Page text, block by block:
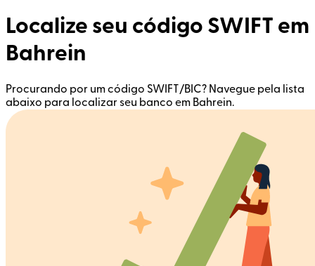
Localize seu código SWIFT em
Bahrein
Procurando por um código SWIFT/BIC? Navegue pela lista
abaixo para localizar seu banco em Bahrein.